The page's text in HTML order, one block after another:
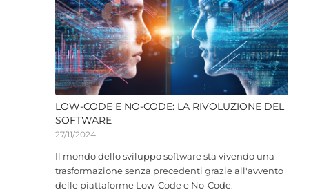
LOW-CODE E NO-CODE: LA RIVOLUZIONE DEL
SOFTWARE
27/11/2024
Il mondo dello sviluppo software sta vivendo una
trasformazione senza precedenti grazie all'avvento
delle piattaforme Low-Code e No-Code.